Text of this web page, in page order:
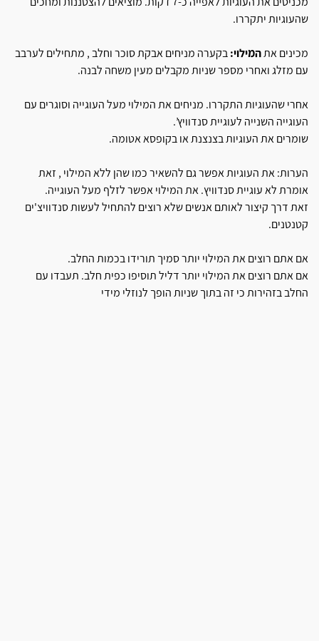
שהעוגיות יתקררו.
מכינים אתהמילוי: בקערה מניחים אבקת סוכר וחלב , מתחילים לערבב
עם מזלג ואחרי מספר שניות מקבלים מעין משחה לבנה.
אחרי שהעוגיות התקררו. מניחים את המילוי מעל העוגייה וסוגרים עם
העוגייה השנייה לעוגיית סנדוויץ’.
שומרים את העוגיות בצנצנת או בקופסא אטומה.
הערות: את העוגיות אפשר גם להשאיר כמו שהן ללא המילוי , זאת
אומרת לא עוגיית סנדוויץ. את המילוי אפשר לזלף מעל העוגייה.
זאת דרך קיצור לאותם אנשים שלא רוצים להתחיל לעשות סנדוויצ'ים
קטנטנים.
אם אתם רוצים את המילוי יותר סמיך תורידו בכמות החלב.
אם אתם רוצים את המילוי יותר דליל תוסיפו כפית חלב. תעבדו עם
החלב בזהירות כי זה בתוך שניות הופך לנוזלי מידי